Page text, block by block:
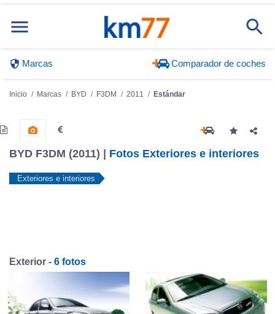
Marcas Comparador de coches
Inicio Marcas BYD F3DM 2011 Estándar
BYD F3DM (2011) | Fotos Exteriores e interiores
Exteriores e interiores
Exterior - 6 fotos